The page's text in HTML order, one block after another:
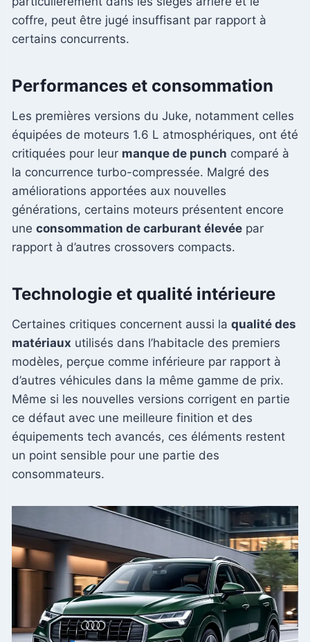
coffre, peut être jugé insuffisant par rapport à
certains concurrents.
Performances et consommation
Les premières versions du Juke, notamment celles
équipées de moteurs 1.6 L atmosphériques, ont été
critiquées pour leur manque de punch comparé à
la concurrence turbo-compressée. Malgré des
améliorations apportées aux nouvelles
générations, certains moteurs présentent encore
une consommation de carburant élevée par
rapport à d’autres crossovers compacts.
Technologie et qualité intérieure
Certaines critiques concernent aussi la qualité des
matériaux utilisés dans l’habitacle des premiers
modèles, perçue comme inférieure par rapport à
d’autres véhicules dans la même gamme de prix.
Même si les nouvelles versions corrigent en partie
ce défaut avec une meilleure finition et des
équipements tech avancés, ces éléments restent
un point sensible pour une partie des
consommateurs.